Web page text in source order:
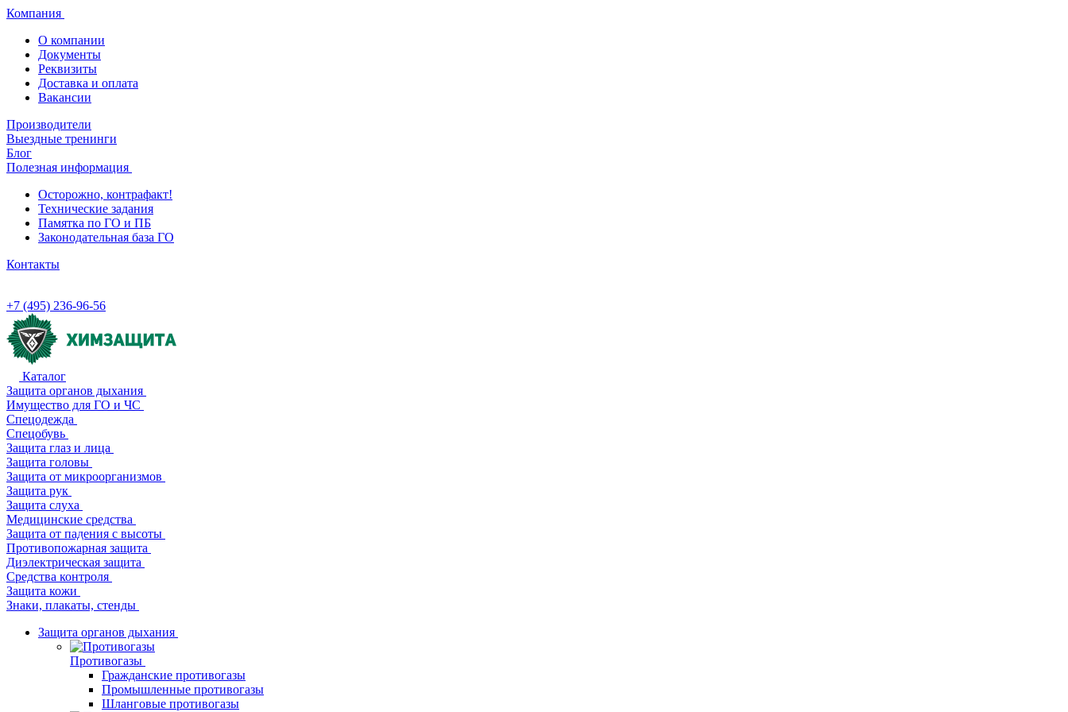
Компания
О компании
Документы
Реквизиты
Доставка и оплата
Вакансии
Производители
Выездные тренинги
Блог
Полезная информация
Осторожно, контрафакт!
Технические задания
Памятка по ГО и ПБ
Законодательная база ГО
Контакты
+7 (495) 236-96-56
Каталог
Защита органов дыхания
Имущество для ГО и ЧС
Спецодежда
Спецобувь
Защита глаз и лица
Защита головы
Защита от микроорганизмов
Защита рук
Защита слуха
Медицинские средства
Защита от падения с высоты
Противопожарная защита
Диэлектрическая защита
Средства контроля
Защита кожи
Знаки, плакаты, стенды
Защита органов дыхания
Противогазы
Гражданские противогазы
Промышленные противогазы
Шланговые противогазы